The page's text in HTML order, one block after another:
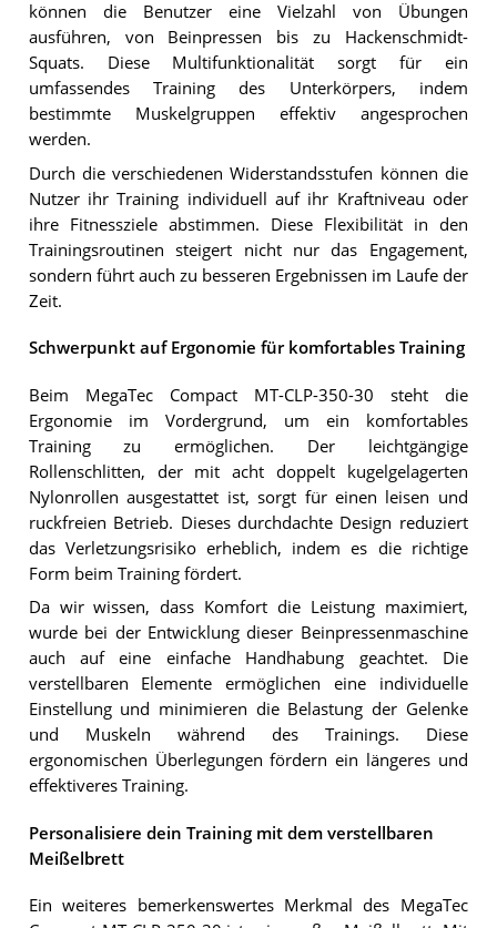
können die Benutzer eine Vielzahl von Übungen
ausführen, von Beinpressen bis zu Hackenschmidt-
Squats. Diese Multifunktionalität sorgt für ein
umfassendes Training des Unterkörpers, indem
bestimmte Muskelgruppen effektiv angesprochen
werden.
Durch die verschiedenen Widerstandsstufen können die
Nutzer ihr Training individuell auf ihr Kraftniveau oder
ihre Fitnessziele abstimmen. Diese Flexibilität in den
Trainingsroutinen steigert nicht nur das Engagement,
sondern führt auch zu besseren Ergebnissen im Laufe der
Zeit.
Schwerpunkt auf Ergonomie für komfortables Training
Beim MegaTec Compact MT-CLP-350-30 steht die
Ergonomie im Vordergrund, um ein komfortables
Training zu ermöglichen. Der leichtgängige
Rollenschlitten, der mit acht doppelt kugelgelagerten
Nylonrollen ausgestattet ist, sorgt für einen leisen und
ruckfreien Betrieb. Dieses durchdachte Design reduziert
das Verletzungsrisiko erheblich, indem es die richtige
Form beim Training fördert.
Da wir wissen, dass Komfort die Leistung maximiert,
wurde bei der Entwicklung dieser Beinpressenmaschine
auch auf eine einfache Handhabung geachtet. Die
verstellbaren Elemente ermöglichen eine individuelle
Einstellung und minimieren die Belastung der Gelenke
und Muskeln während des Trainings. Diese
ergonomischen Überlegungen fördern ein längeres und
effektiveres Training.
Personalisiere dein Training mit dem verstellbaren
Meißelbrett
Ein weiteres bemerkenswertes Merkmal des MegaTec